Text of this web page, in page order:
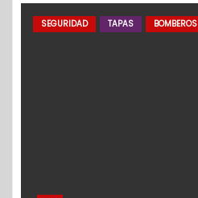
SEGURIDAD TAPAS BOMBEROS